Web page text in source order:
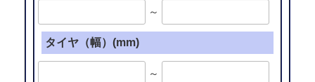
～
タイヤ（幅）(mm)
～